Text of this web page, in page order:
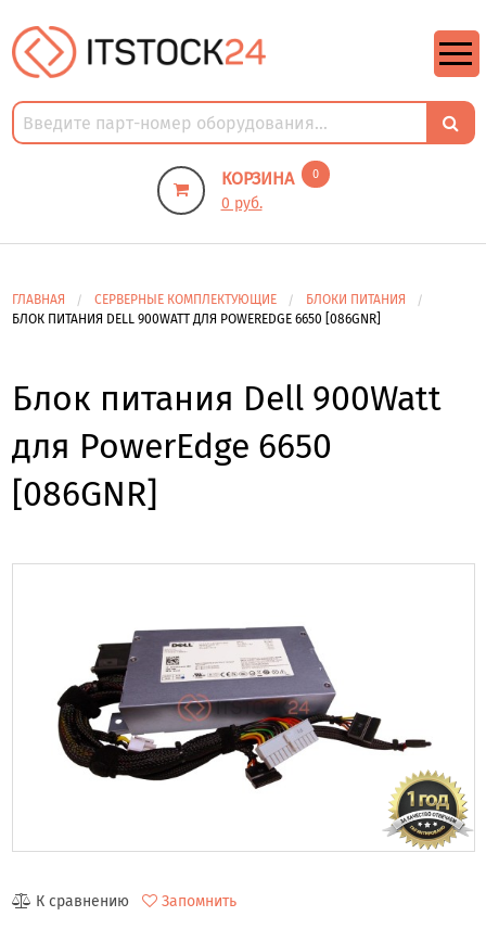
КОРЗИНА 0
0 руб.
ГЛАВНАЯ СЕРВЕРНЫЕ КОМПЛЕКТУЮЩИЕ
БЛОКИ ПИТАНИЯ
БЛОК ПИТАНИЯ DELL 900WATT ДЛЯ POWEREDGE 6650 [086GNR]
Блок питания Dell 900Watt
для PowerEdge 6650
[086GNR]
К сравнению Запомнить